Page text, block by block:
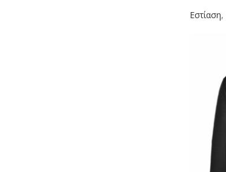
Εστίαση,